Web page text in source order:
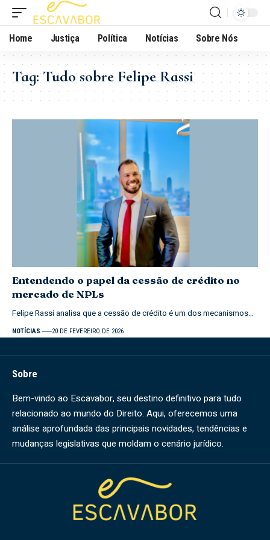
Home Justiça Política Notícias Sobre Nós
Tag:Tudo sobre Felipe Rassi
Entendendo o papel da cessão de crédito no
mercado de NPLs
Felipe Rassi analisa que a cessão de crédito é um dos mecanismos…
NOTÍCIAS 20 DE FEVEREIRO DE 2026
Sobre
Bem-vindo ao Escavabor, seu destino definitivo para tudo
relacionado ao mundo do Direito. Aqui, oferecemos uma
análise aprofundada das principais novidades, tendências e
mudanças legislativas que moldam o cenário jurídico.